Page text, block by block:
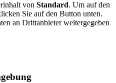
von Standard. Um auf den
Sie auf den Button unten.
an Drittanbieter weitergegeben